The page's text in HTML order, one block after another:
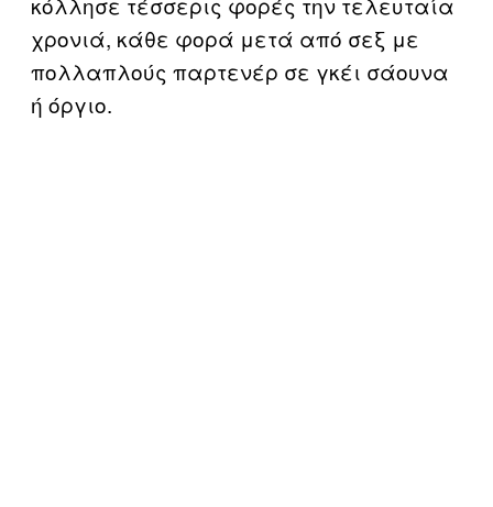
χρονιά, κάθε φορά μετά από σεξ με
πολλαπλούς παρτενέρ σε γκέι σάουνα
ή όργιο.